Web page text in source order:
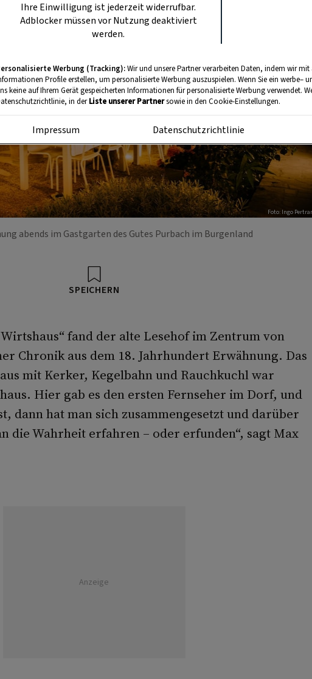
Foto: Ingo
abends im Gastgarten des Gutes Purbach im Burgenland
SPEICHERN
fand der alte Lesehof im Zentrum von
Chronik aus dem 18. Jahrhundert Erwähnung. Das
mit Kerker, Kegelbahn und Rauchkuchl war
Hier gab es den ersten Fernseher im Dorf, und
dann hat man sich zusammengesetzt und darüber
die Wahrheit erfahren – oder erfunden“, sagt Max
Anzeige
Ihre Einwilligung ist jederzeit widerrufbar.
Adblocker müssen vor Nutzung deaktiviert
werden.
Werbung (Tracking):Wir und unsere Partner verarbeiten Daten, indem wir
Profile erstellen, um personalisierte Werbung auszuspielen. Wenn Sie ein werbe–
keine auf Ihrem Gerät gespeicherten Informationen für personalisierte Werbung verwendet.
in derListe unserer Partnersowie in den Cookie-Einstellungen.
Impressum Datenschutzrichtlinie